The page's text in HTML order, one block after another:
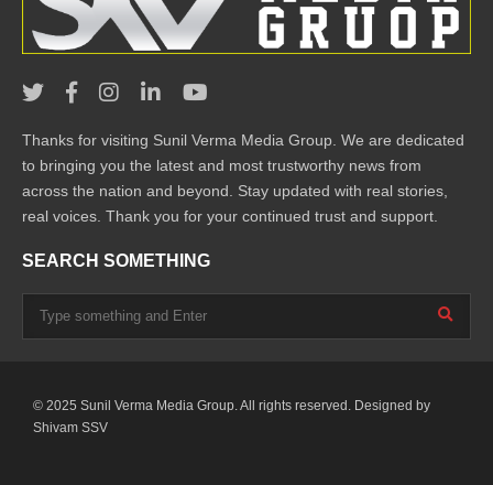
Thanks for visiting Sunil Verma Media Group. We are dedicated
to bringing you the latest and most trustworthy news from
across the nation and beyond. Stay updated with real stories,
real voices. Thank you for your continued trust and support.
SEARCH SOMETHING
© 2025 Sunil Verma Media Group. All rights reserved. Designed by
Shivam SSV